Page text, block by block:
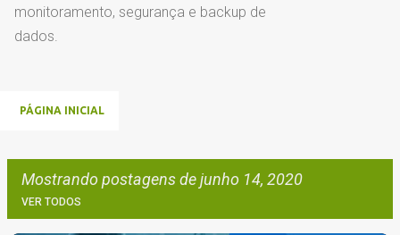
monitoramento, segurança e backup de
dados.
PÁGINA INICIAL
Mostrando postagens de junho 14, 2020
VER TODOS